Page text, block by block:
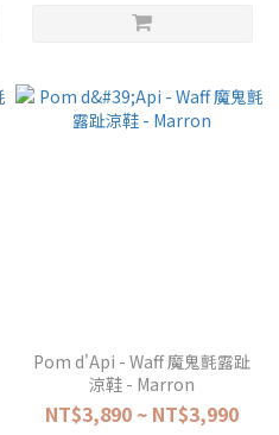
Pom d'Api - Waff 魔鬼氈露趾
涼鞋 - Marron
NT$3,890 ~ NT$3,990